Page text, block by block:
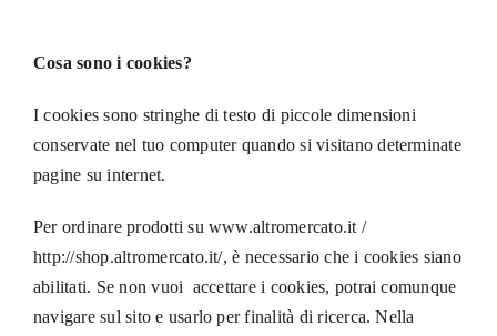
Cosa sono i cookies?
I cookies sono stringhe di testo di piccole dimensioni
conservate nel tuo computer quando si visitano determinate
pagine su internet.
Per ordinare prodotti su www.altromercato.it /
http://shop.altromercato.it/, è necessario che i cookies siano
abilitati. Se non vuoi accettare i cookies, potrai comunque
navigare sul sito e usarlo per finalità di ricerca. Nella